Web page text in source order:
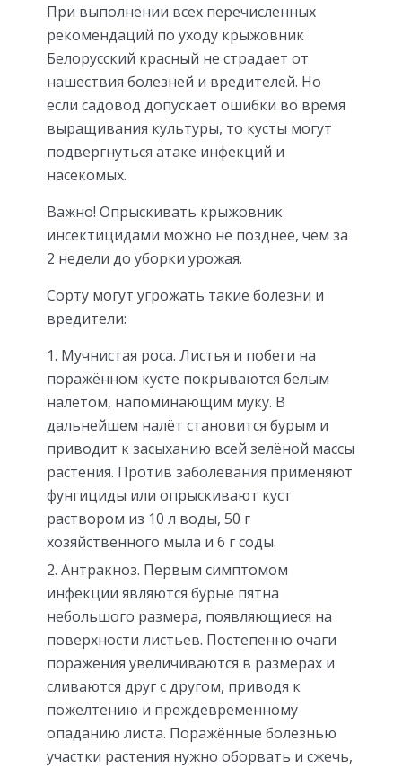
При выполнении всех перечисленных
рекомендаций по уходу крыжовник
Белорусский красный не страдает от
нашествия болезней и вредителей. Но
если садовод допускает ошибки во время
выращивания культуры, то кусты могут
подвергнуться атаке инфекций и
насекомых.
Важно! Опрыскивать крыжовник
инсектицидами можно не позднее, чем за
2 недели до уборки урожая.
Сорту могут угрожать такие болезни и
вредители:
Мучнистая роса. Листья и побеги на
поражённом кусте покрываются белым
налётом, напоминающим муку. В
дальнейшем налёт становится бурым и
приводит к засыханию всей зелёной массы
растения. Против заболевания применяют
фунгициды или опрыскивают куст
раствором из 10 л воды, 50 г
хозяйственного мыла и 6 г соды.
Антракноз. Первым симптомом
инфекции являются бурые пятна
небольшого размера, появляющиеся на
поверхности листьев. Постепенно очаги
поражения увеличиваются в размерах и
сливаются друг с другом, приводя к
пожелтению и преждевременному
опаданию листа. Поражённые болезнью
участки растения нужно оборвать и сжечь,